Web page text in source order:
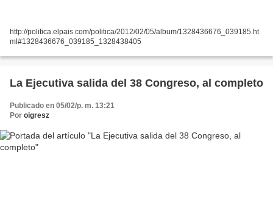
http://politica.elpais.com/politica/2012/02/05/album/1328436676_039185.ht
ml#1328436676_039185_1328438405
La Ejecutiva salida del 38 Congreso, al completo
Publicado en 05/02/p. m. 13:21
Por oigresz